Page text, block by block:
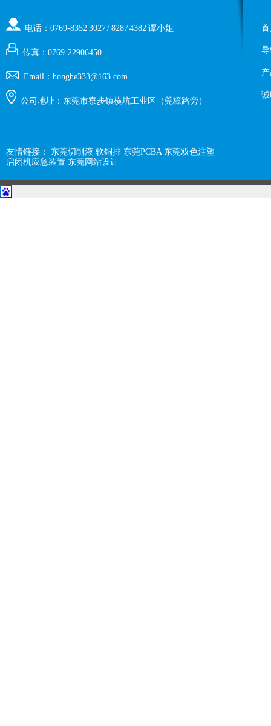
电话：0769-8352 3027 / 8287 4382 谭小姐
传真：0769-22906450
Email：honghe333@163.com
公司地址：东莞市寮步镇横坑工业区（莞樟路旁）
友情链接： 东莞切削液 软铜排 东莞PCBA 东莞双色注塑
启闭机应急装置 东莞网站设计